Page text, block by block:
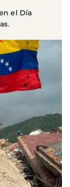
el Día